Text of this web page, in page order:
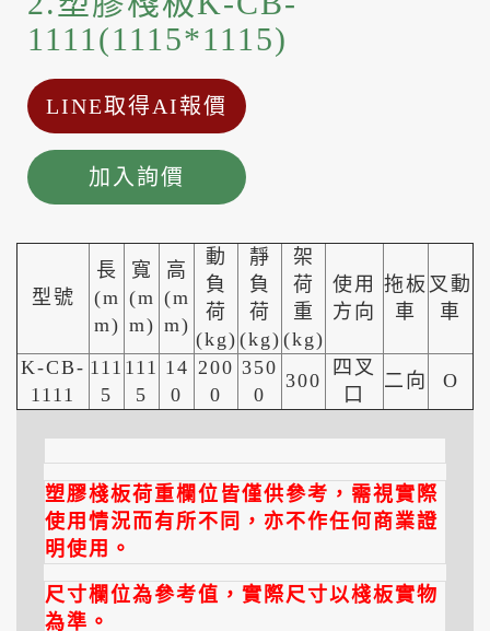
1111(1115*1115)
LINE取得AI報價
加入詢價
型號
長
(m
m)
寬
(m
m)
高
(m
m)
動
負
荷
(kg)
靜
負
荷
(kg)
架
荷
重
(kg)
使用
方向
拖板
車
叉動
車
K-CB-
1111
111
5
111
5
14
0
200
0
350
0
300
四叉
口
二向 O
塑膠棧板荷重欄位皆僅供參考，需視實際
使用情況而有所不同，亦不作任何商業證
明使用。
尺寸欄位為參考值，實際尺寸以棧板實物
為準。